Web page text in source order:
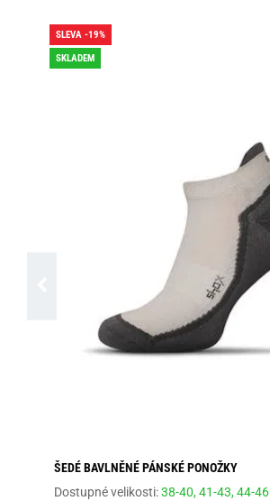
SLEVA -19%
SKLADEM
ŠEDÉ BAVLNĚNÉ PÁNSKÉ PONOŽKY
Dostupné velikosti:38-40,41-43,44-46